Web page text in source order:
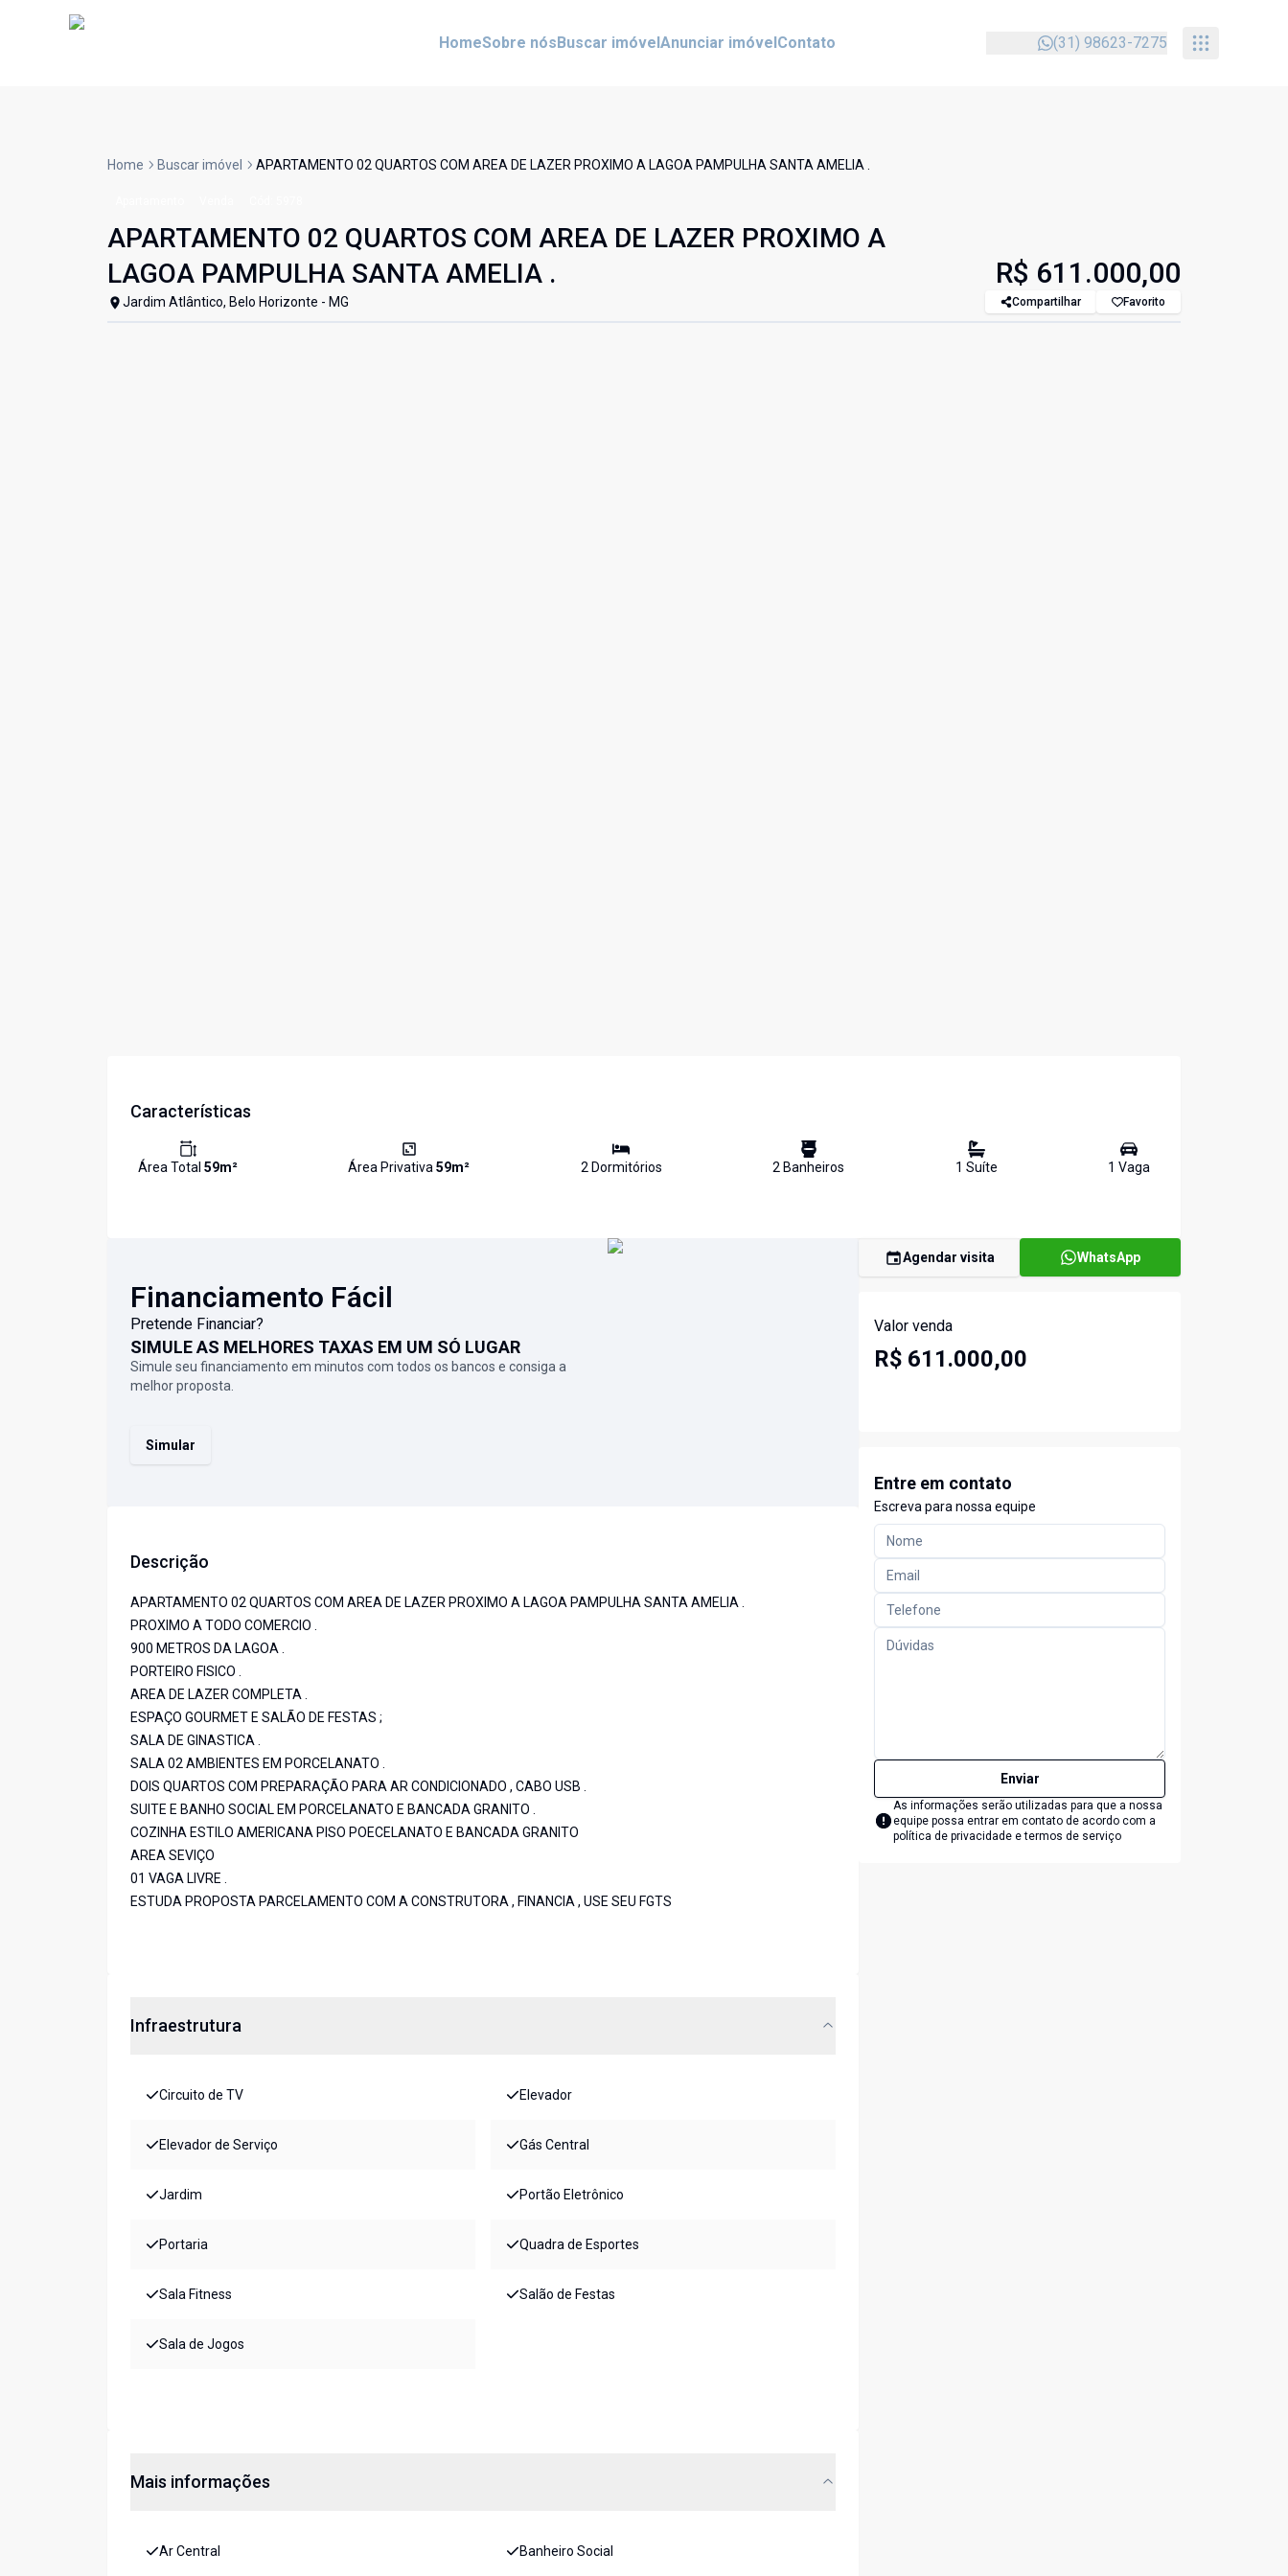
HomeSobre nósBuscar imóvelAnunciar imóvelContato (31) 98623-7275
Home Buscar imóvel APARTAMENTO 02 QUARTOS COM AREA DE LAZER PROXIMO A LAGOA PAMPULHA SANTA AMELIA .
APARTAMENTO 02 QUARTOS COM AREA DE LAZER PROXIMO A
LAGOA PAMPULHA SANTA AMELIA .
Jardim Atlântico, Belo Horizonte - MG
R$ 611.000,00
Compartilhar Favorito
Características
Área Total 59m² Área Privativa59m² 2Dormitórios 2 Banheiros 1 Suíte 1 Vaga
Financiamento Fácil
Pretende Financiar?
SIMULE AS MELHORES TAXAS EM UM SÓ LUGAR
Simule seu financiamento em minutos com todos os bancos e consiga a
melhor proposta.
Simular
Descrição
APARTAMENTO 02 QUARTOS COM AREA DE LAZER PROXIMO A LAGOA PAMPULHA SANTA AMELIA .
PROXIMO A TODO COMERCIO .
900 METROS DA LAGOA .
PORTEIRO FISICO .
AREA DE LAZER COMPLETA .
ESPAÇO GOURMET E SALÃO DE FESTAS ;
SALA DE GINASTICA .
SALA 02 AMBIENTES EM PORCELANATO .
DOIS QUARTOS COM PREPARAÇÃO PARA AR CONDICIONADO , CABO USB .
SUITE E BANHO SOCIAL EM PORCELANATO E BANCADA GRANITO .
COZINHA ESTILO AMERICANA PISO POECELANATO E BANCADA GRANITO
AREA SEVIÇO
01 VAGA LIVRE .
ESTUDA PROPOSTA PARCELAMENTO COM A CONSTRUTORA , FINANCIA , USE SEU FGTS
Infraestrutura
Circuito de TV Elevador
Elevador de Serviço Gás Central
Jardim Portão Eletrônico
Portaria Quadra de Esportes
Sala Fitness Salão de Festas
Sala de Jogos
Mais informações
Ar Central Banheiro Social
Agendar visita WhatsApp
Valor venda
R$ 611.000,00
Entre em contato
Escreva para nossa equipe
Enviar
As informações serão utilizadas para que a nossa
equipe possa entrar em contato de acordo com a
política de privacidade e termos de serviço